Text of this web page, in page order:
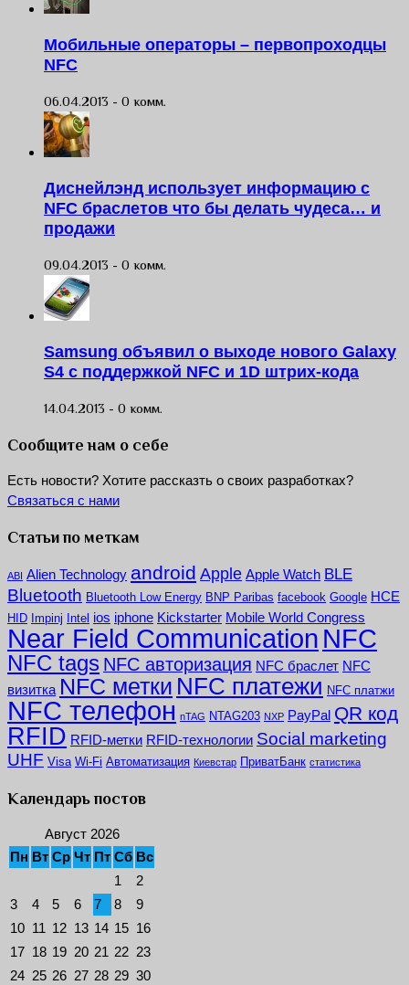
Мобильные операторы – первопроходцы
NFC
06.04.2013 - 0 комм.
Диснейлэнд использует информацию с
NFC браслетов что бы делать чудеса… и
продажи
09.04.2013 - 0 комм.
Samsung объявил о выходе нового Galaxy
S4 с поддержкой NFC и 1D штрих-кода
14.04.2013 - 0 комм.
Сообщите нам о себе
Есть новости? Хотите рассказть о своих разработках?
Связаться с нами
Статьи по меткам
ABI Alien Technology android Apple Apple Watch BLE
Bluetooth Bluetooth Low Energy BNP Paribas facebook Google HCE
HID Impinj Intel ios iphone Kickstarter Mobile World Congress
Near Field Communication NFC
NFC tags NFC авторизация NFC браслет NFC
визитка NFC метки NFC платежи NFC платжи
NFC телефон nTAG NTAG203 NXP PayPal QR код
RFID RFID-метки RFID-технологии Social marketing
UHF Visa Wi-Fi Автоматизация Киевстар ПриватБанк статистика
Календарь постов
Август 2026
Пн Вт Ср Чт Пт Сб Вс
1
2
3
4 5 6 7 8
9
10 11 12 13 14 15 16
17 18 19 20 21 22 23
24 25 26 27 28 29 30